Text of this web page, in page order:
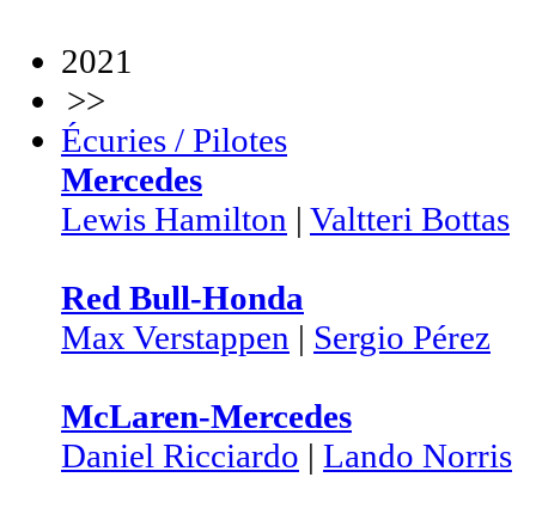
2021
>>
Écuries / Pilotes
Mercedes
Lewis Hamilton | Valtteri Bottas
Red Bull-Honda
Max Verstappen | Sergio Pérez
McLaren-Mercedes
Daniel Ricciardo | Lando Norris